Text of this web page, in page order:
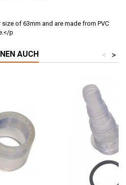
of 63mm and are made from PVC
p
AUCH >
<